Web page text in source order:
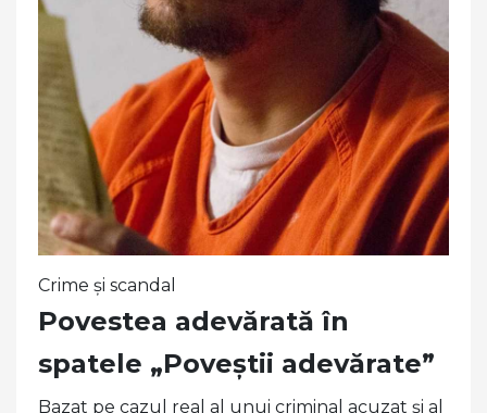
Crime și scandal
Povestea adevărată în
spatele „Poveștii adevărate”
Bazat pe cazul real al unui criminal acuzat și al